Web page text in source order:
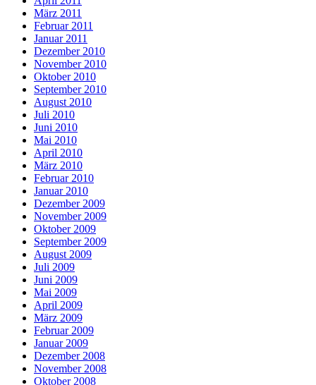
März 2011
Februar 2011
Januar 2011
Dezember 2010
November 2010
Oktober 2010
September 2010
August 2010
Juli 2010
Juni 2010
Mai 2010
April 2010
März 2010
Februar 2010
Januar 2010
Dezember 2009
November 2009
Oktober 2009
September 2009
August 2009
Juli 2009
Juni 2009
Mai 2009
April 2009
März 2009
Februar 2009
Januar 2009
Dezember 2008
November 2008
Oktober 2008